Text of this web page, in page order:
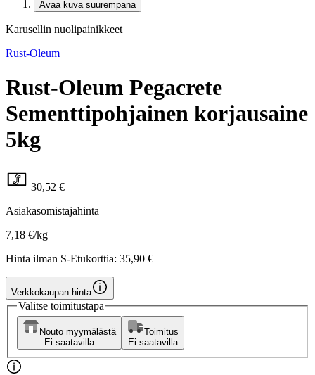
Avaa kuva suurempana
Karusellin nuolipainikkeet
Rust-Oleum
Rust-Oleum Pegacrete
Sementtipohjainen korjausaine
5kg
30,52 €
Asiakasomistajahinta
7,18 €/kg
Hinta ilman S-Etukorttia: 35,90 €
Verkkokaupan hinta
Valitse toimitustapa
Nouto myymälästä
Ei saatavilla
Toimitus
Ei saatavilla